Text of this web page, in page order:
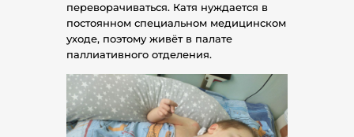
переворачиваться. Катя нуждается в
постоянном специальном медицинском
уходе, поэтому живёт в палате
паллиативного отделения.